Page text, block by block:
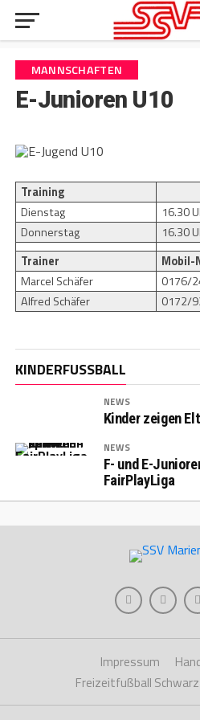
MANNSCHAFTEN
E-Junioren U10
Training
Dienstag
16.30
Donnerstag
16.30
Trainer
Mobil-
Marcel Schäfer
0176/
Alfred Schäfer
0172/
KINDERFUSSBALL
NEWS
Kinder zeigen
NEWS
F- und E-
FairPlayLiga
Impressum
Freizeitfußball